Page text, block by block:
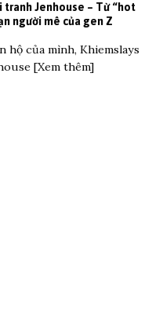
tranh Jenhouse – Từ “hot
người mê của gen Z
của mình, Khiemslays
[Xem thêm]